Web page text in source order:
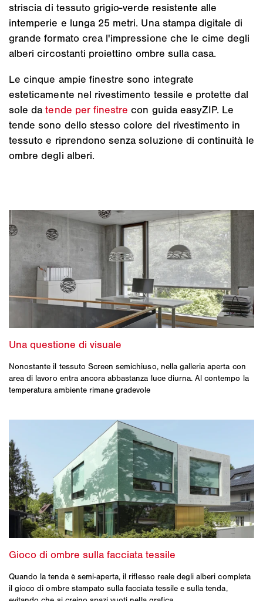
striscia di tessuto grigio-verde resistente alle
intemperie e lunga 25 metri. Una stampa digitale di
grande formato crea l'impressione che le cime degli
alberi circostanti proiettino ombre sulla casa.
Le cinque ampie finestre sono integrate
esteticamente nel rivestimento tessile e protette dal
sole datende per finestre con guida easyZIP. Le
tende sono dello stesso colore del rivestimento in
tessuto e riprendono senza soluzione di continuità le
ombre degli alberi.
Nonostante il tessuto Screen semichiuso, nella galleria aperta con
area di lavoro entra ancora abbastanza luce diurna. Al contempo la
temperatura ambiente rimane gradevole
Quando la tenda è semi-aperta, il riflesso reale degli alberi completa
il gioco di ombre stampato sulla facciata tessile e sulla tenda,